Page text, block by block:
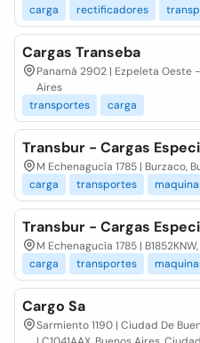
carga
rectificadores
Cargas Transeba
Panamá 2902 | Ezpeleta Oeste
Aires
transportes
carga
Transbur - Cargas
M Echenagucía 1785 | Burzaco,
carga
transportes
Transbur - Cargas
M Echenagucía 1785 |
carga
transportes
Cargo Sa
Sarmiento 1190 | Ciudad De